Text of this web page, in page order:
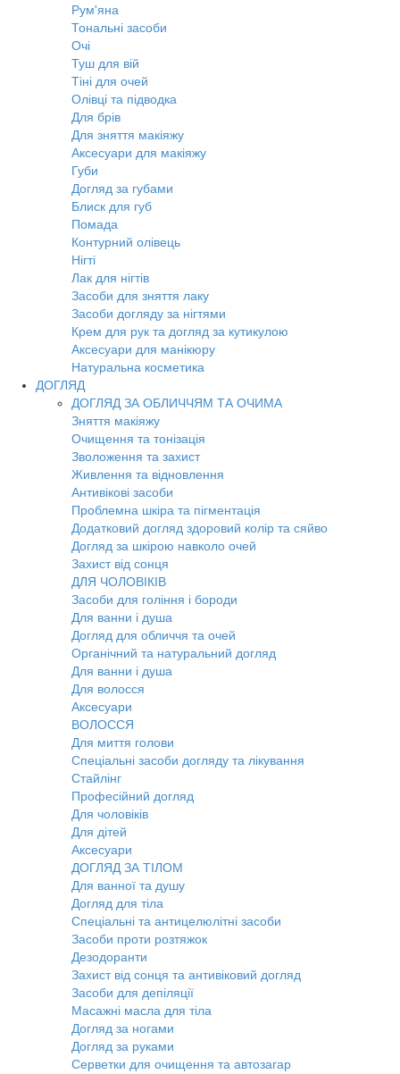
Рум'яна
Тональні засоби
Очі
Туш для вій
Тіні для очей
Олівці та підводка
Для брів
Для зняття макіяжу
Аксесуари для макіяжу
Губи
Догляд за губами
Блиск для губ
Помада
Контурний олівець
Нігті
Лак для нігтів
Засоби для зняття лаку
Засоби догляду за нігтями
Крем для рук та догляд за кутикулою
Аксесуари для манікюру
Натуральна косметика
ДОГЛЯД
ДОГЛЯД ЗА ОБЛИЧЧЯМ ТА ОЧИМА
Зняття макіяжу
Очищення та тонізація
Зволоження та захист
Живлення та відновлення
Антивікові засоби
Проблемна шкіра та пігментація
Додатковий догляд здоровий колір та сяйво
Догляд за шкірою навколо очей
Захист від сонця
ДЛЯ ЧОЛОВІКІВ
Засоби для гоління і бороди
Для ванни і душа
Догляд для обличчя та очей
Органічний та натуральний догляд
Для ванни і душа
Для волосся
Аксесуари
ВОЛОССЯ
Для миття голови
Спеціальні засоби догляду та лікування
Стайлінг
Професійний догляд
Для чоловіків
Для дітей
Аксесуари
ДОГЛЯД ЗА ТІЛОМ
Для ванної та душу
Догляд для тіла
Спеціальні та антицелюлітні засоби
Засоби проти розтяжок
Дезодоранти
Захист від сонця та антивіковий догляд
Засоби для депіляції
Масажні масла для тіла
Догляд за ногами
Догляд за руками
Серветки для очищення та автозагар